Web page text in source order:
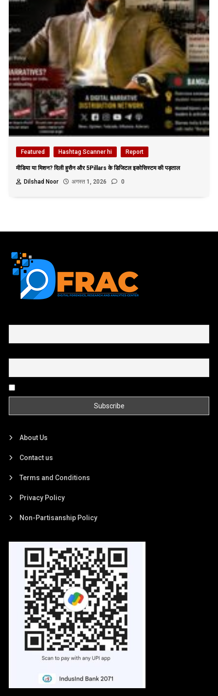
Featured Hashtag Scanner hi Report
मीडिया या मिशन? दिली हुसैन और 5Pillars के डिजिटल इकोसिस्टम की पड़ताल
Dilshad Noor
अगस्त 1, 2026 0
About Us
Contact us
Terms and Conditions
Privacy Policy
Non-Partisanship Policy